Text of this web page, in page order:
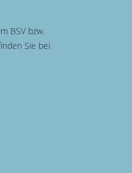
BSV bzw.
Sie bei